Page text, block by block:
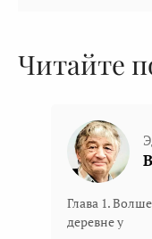
Читайте
Глава 1.
деревне у